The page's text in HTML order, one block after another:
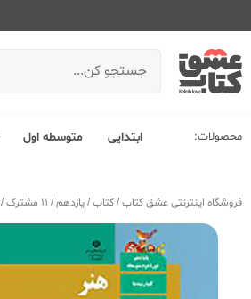
محصولات: ابتدایی متوسطه اول
فروشگاه اینترنتی عشق کتاب/کتاب/یازدهم/ 11 مشترک /